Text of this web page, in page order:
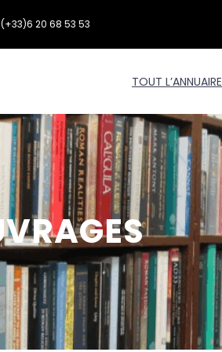
(+33)6 20 68 53 53
TOUT L’ANNUAIRE